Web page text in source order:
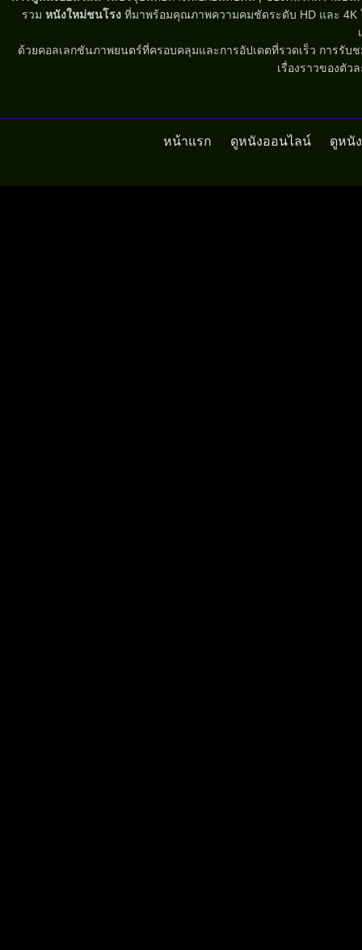
รวม หนังใหม่ชนโรง ที่มาพร้อมคุณภาพความคมชัดระดับ HD และ 4K
ด้วยคอลเลกชันภาพยนตร์ที่ครอบคลุมและการอัปเดตที่รวดเร็ว การรั
เรื่องราวของตั
หน้าแรก ดูหนังออนไลน์ ดูหนั